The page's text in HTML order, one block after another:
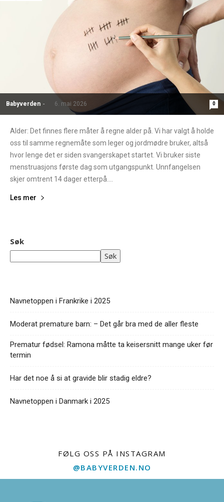
Babyverden - 6. mai 2026 0
Alder: Det finnes flere måter å regne alder på. Vi har valgt å holde
oss til samme regnemåte som leger og jordmødre bruker, altså
hvor lenge det er siden svangerskapet startet. Vi bruker siste
menstruasjons første dag som utgangspunkt. Unnfangelsen
skjer omtrent 14 dager etterpå....
Les mer
Søk
Søk
Navnetoppen i Frankrike i 2025
Moderat premature barn: – Det går bra med de aller fleste
Prematur fødsel: Ramona måtte ta keisersnitt mange uker før
termin
Har det noe å si at gravide blir stadig eldre?
Navnetoppen i Danmark i 2025
FØLG OSS PÅ INSTAGRAM
@BABYVERDEN.NO